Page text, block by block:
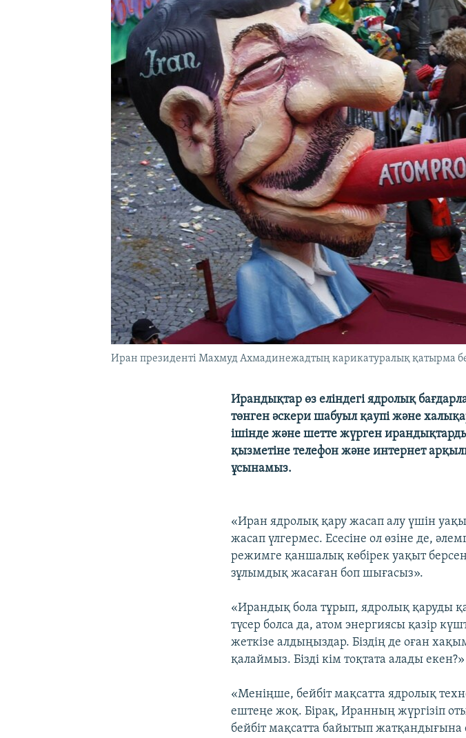
Иран президенті Махмуд Ахмадинежадтың карикатуралық қатырма
Ирандықтар өз еліндегі ядролық
төнген әскери шабуыл қаупі және
ішінде және шетте жүрген
қызметіне телефон және интернет
ұсынамыз.
«Иран ядролық қару жасап алу үшін
жасап үлгермес. Есесіне ол өзіне де,
режимге қаншалық көбірек уақыт
зұлымдық жасаған боп шығасыз».
«Ирандық бола тұрып, ядролық қаруды
түсер болса да, атом энергиясы қазір
жеткізе алдыңыздар. Біздің де оған
қалаймыз. Бізді кім тоқтата алады екен?»
«Меніңше, бейбіт мақсатта ядролық
ештеңе жоқ. Бірақ, Иранның жүргізіп
бейбіт мақсатта байытып